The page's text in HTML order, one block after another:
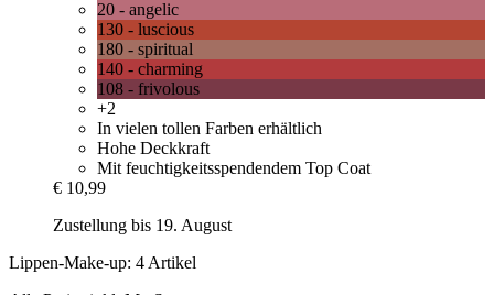
20 - angelic
130 - luscious
180 - spiritual
140 - charming
108 - frivolous
+2
In vielen tollen Farben erhältlich
Hohe Deckkraft
Mit feuchtigkeitsspendendem Top Coat
€ 10,99
Zustellung bis 19. August
Lippen-Make-up: 4 Artikel